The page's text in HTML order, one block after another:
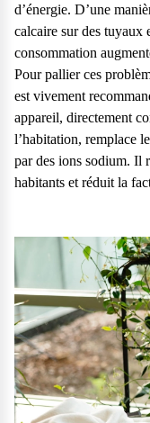
d’énergie. D’une
calcaire sur des tuyaux
consommation
Pour pallier ces
est vivement
appareil, directement
l’habitation, remplace
par des ions sodium. Il
habitants et réduit la